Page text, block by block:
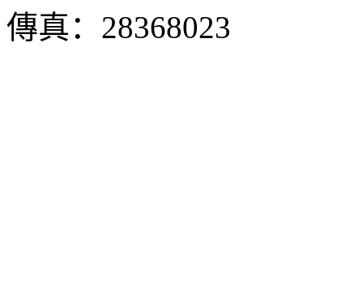
傳真：28368023